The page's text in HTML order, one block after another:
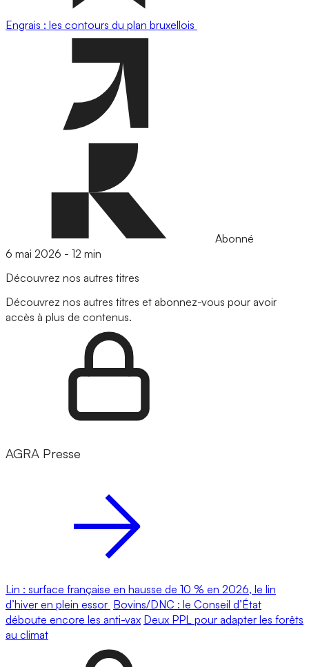
Engrais : les contours du plan bruxellois
Abonné
6 mai 2026 - 12 min
Découvrez nos autres titres
Découvrez nos autres titres et abonnez-vous pour avoir
accès à plus de contenus.
AGRA Presse
Lin : surface française en hausse de 10 % en 2026, le lin
d’hiver en plein essor Bovins/DNC : le Conseil d’État
déboute encore les anti-vax Deux PPL pour adapter les forêts
au climat